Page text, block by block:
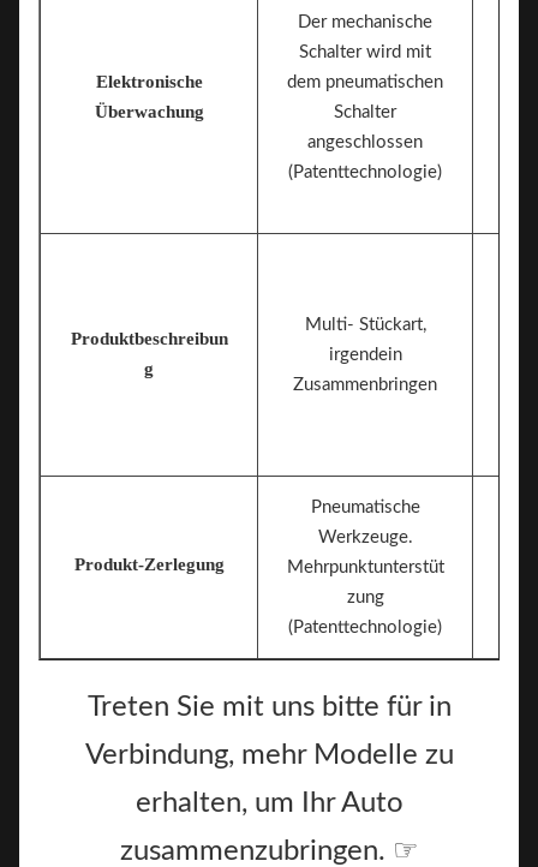
Elektronische
Überwachung
Der mechanische
Schalter wird mit
dem pneumatischen
Schalter
angeschlossen
(Patenttechnologie)
Produktbeschreibun
g
Multi- Stückart,
irgendein
Zusammenbringen
Produkt-Zerlegung
Pneumatische
Werkzeuge.
Mehrpunktunterstüt
zung
(Patenttechnologie)
Treten Sie mit uns bitte für in
Verbindung, mehr Modelle zu
erhalten, um Ihr Auto
zusammenzubringen. ☞